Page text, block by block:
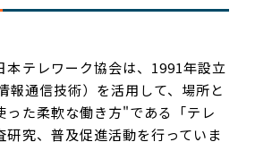
本テレワーク協会は、1991年設立
報通信技術）を活用して、場所と
った柔軟な働き方"である「テレ
研究、普及促進活動を行っていま